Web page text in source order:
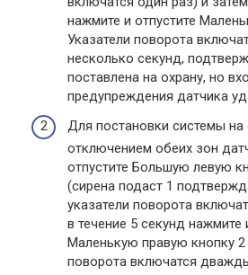
нажмите и отпустите
Указатели поворота
несколько секунд,
поставлена на охрану, но
предупреждения датчика
Для постановки системы на
отключением обеих зон
отпустите Большую левую
(сирена подаст 1
указатели поворота
в течение 5 секунд нажмите
Маленькую правую кнопку 2
поворота включатся